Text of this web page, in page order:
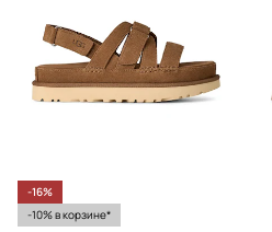
-16%
-10% в корзине*